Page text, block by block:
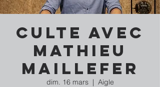
Culte avec
Mathieu
Maillefer
dim. 16 mars
  |
Aigle